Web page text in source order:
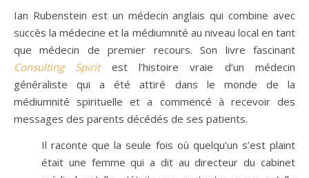
Ian Rubenstein est un médecin anglais qui combine avec
succès la médecine et la médiumnité au niveau local en tant
que médecin de premier recours. Son livre fascinant
Consulting Spiritest l’histoire vraie d’un médecin
généraliste qui a été attiré dans le monde de la
médiumnité spirituelle et a commencé à recevoir des
messages des parents décédés de ses patients.
Il raconte que la seule fois où quelqu’un s’est plaint
était une femme qui a dit au directeur du cabinet